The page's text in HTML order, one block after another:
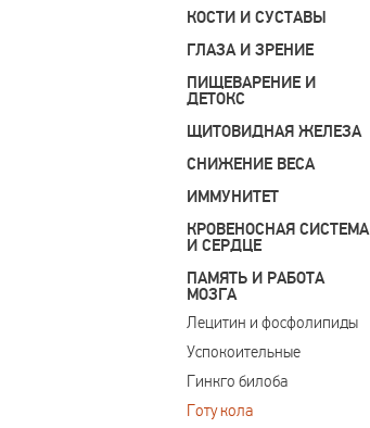
КОСТИ И СУСТАВЫ
ГЛАЗА И ЗРЕНИЕ
ПИЩЕВАРЕНИЕ И
ДЕТОКС
ЩИТОВИДНАЯ ЖЕЛЕЗА
СНИЖЕНИЕ ВЕСА
ИММУНИТЕТ
КРОВЕНОСНАЯ СИСТЕМА
И СЕРДЦЕ
ПАМЯТЬ И РАБОТА
МОЗГА
Лецитин и фосфолипиды
Успокоительные
Гинкго билоба
Готу кола